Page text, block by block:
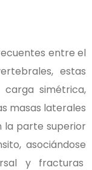
entre el
estas
simétrica,
masas laterales
la parte superior
asociándose
y fracturas